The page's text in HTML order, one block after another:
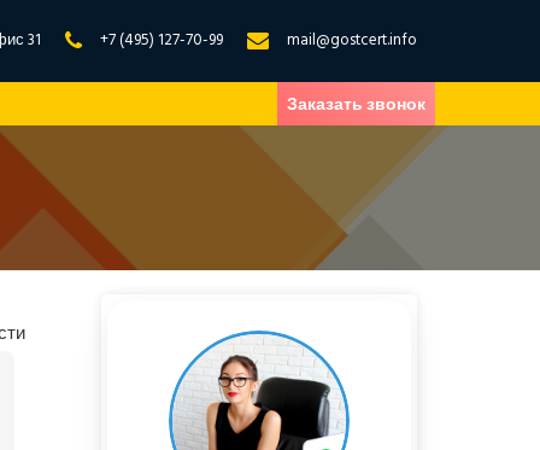
31 +7 (495) 127-70-99 mail@gostcert.info
Заказать звонок